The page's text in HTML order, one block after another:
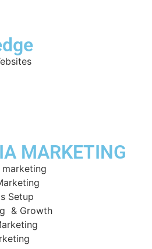
MARKETING
marketing
Setup
& Growth